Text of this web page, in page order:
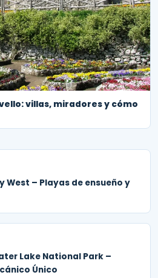
villas, miradores y cómo
West – Playas de ensueño y
Lake National Park –
Único